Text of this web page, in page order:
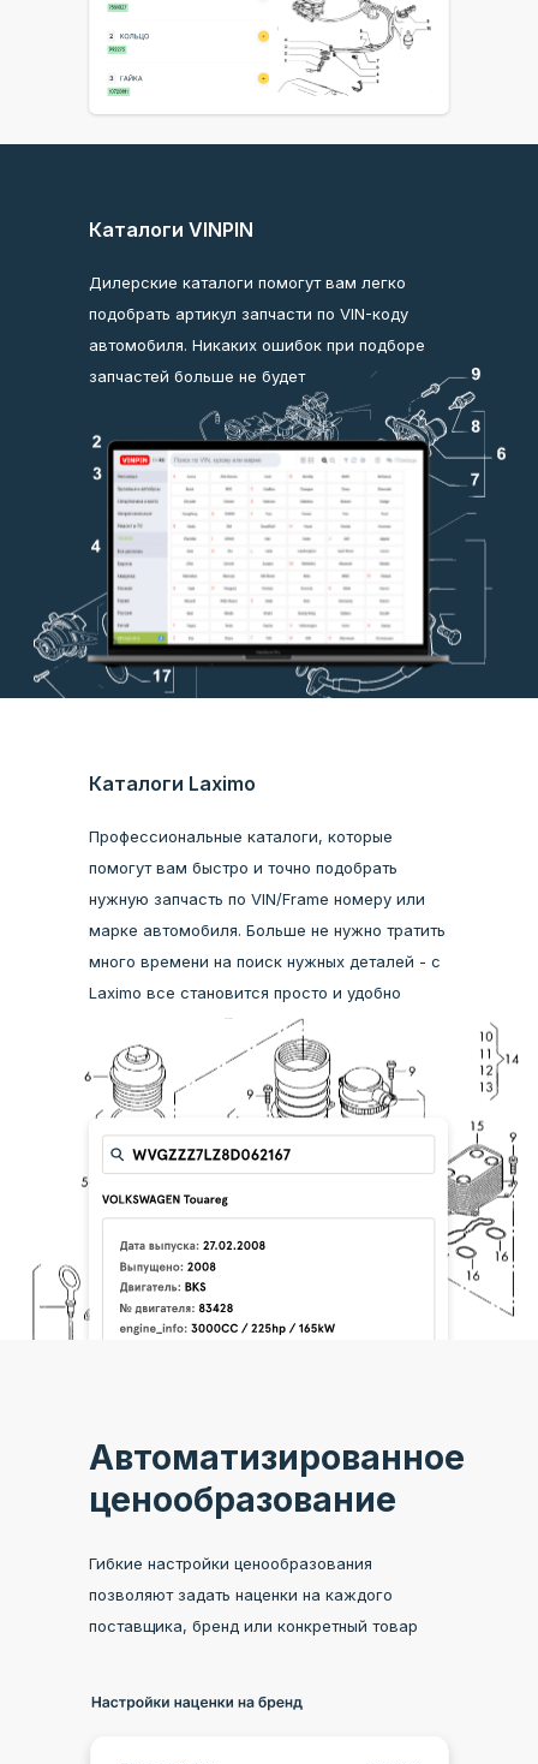
Каталоги VINPIN
Дилерские каталоги помогут вам легко
подобрать артикул запчасти по VIN-коду
автомобиля. Никаких ошибок при подборе
запчастей больше не будет
Каталоги Laximo
Профессиональные каталоги, которые
помогут вам быстро и точно подобрать
нужную запчасть по VIN/Frame номеру или
марке автомобиля. Больше не нужно тратить
много времени на поиск нужных деталей - с
Laximo все становится просто и удобно
Автоматизированное
ценообразование
Гибкие настройки ценообразования
позволяют задать наценки на каждого
поставщика, бренд или конкретный товар